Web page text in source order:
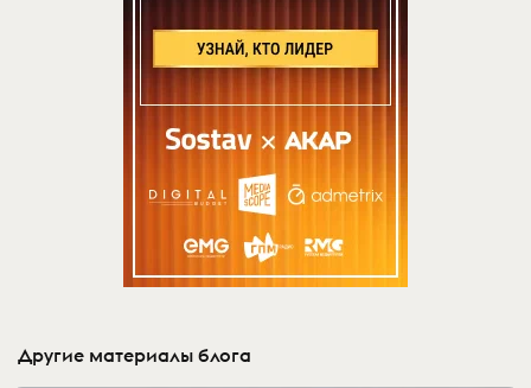
Другие материалы блога